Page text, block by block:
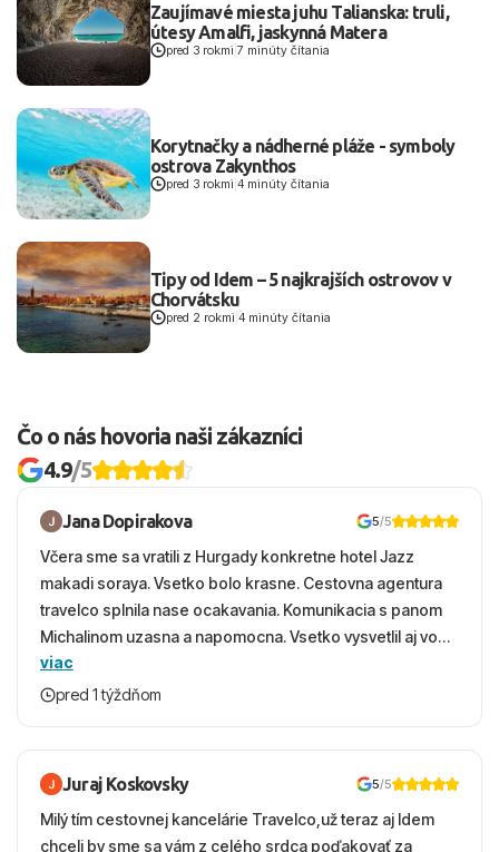
Zaujímavé miesta juhu Talianska: truli,
útesy Amalfi, jaskynná Matera
pred 3 rokmi |7 minúty čítania
Korytnačky a nádherné pláže - symboly
ostrova Zakynthos
pred 3 rokmi 4 minúty čítania
Tipy od Idem – 5 najkrajších ostrovov v
Chorvátsku
pred 2 rokmi 4 minúty čítania
Čo o nás hovoria naši zákazníci
4.9/5
Jana Dopirakova 5/5
Včera sme sa vratili z Hurgady konkretne hotel Jazz
makadi soraya. Vsetko bolo krasne. Cestovna agentura
travelco splnila nase ocakavania. Komunikacia s panom
Michalinom uzasna a napomocna. Vsetko vysvetlil aj vo
vecernych hodinach zaco sa ospravedlnujem. Hotel
krasny, cisty. Sluzby top. Strava, prostredie, more,
viac
pred 1 týždňom
Juraj Koskovsky 5/5
Milý tím cestovnej kancelárie Travelco,už teraz aj Idem
chceli by sme sa vám z celého srdca poďakovať za